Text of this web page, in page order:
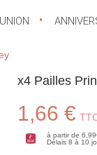
x4 Pailles
1,66 €
à partir de
Délais 8 à 10